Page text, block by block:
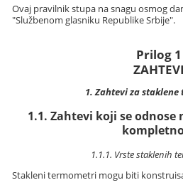
Ovaj pravilnik stupa na snagu osmog
"Službenom glasniku Republike Srbije".
Prilog 1
ZAHTEVI
1. Zahtevi za
1.1. Zahtevi koji se
1.1.1. Vrste staklenih
Stakleni termometri mogu biti